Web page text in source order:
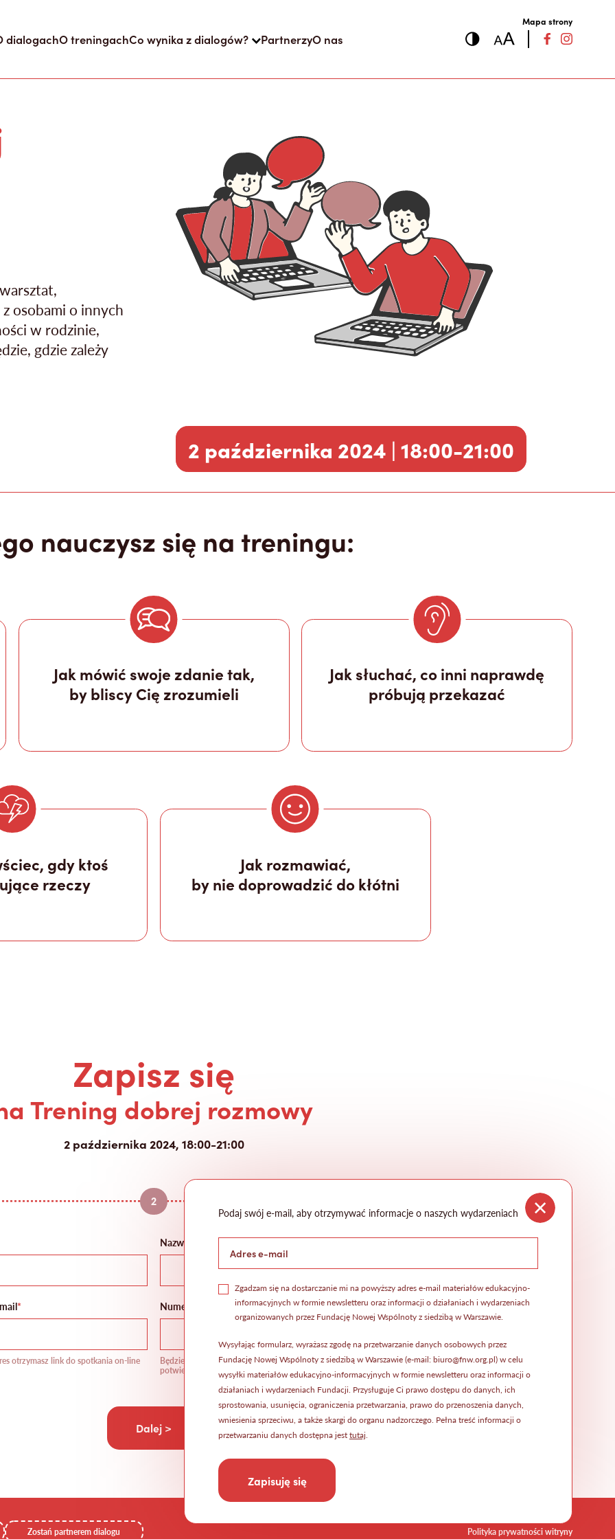
dialogachO treningachCo wynika z dialogów? PartnerzyO nas
Mapa strony
osobami o innych
w rodzinie,
gdzie zależy
2 października 2024 | 18:00-21:00
nauczysz się na treningu:
Jak mówić swoje zdanie tak,
by bliscy Cię zrozumieli
Jak słuchać, co inni naprawdę
próbują przekazać
gdy ktoś
rzeczy
Jak rozmawiać,
by nie doprowadzić do kłótni
Zapisz się
Trening dobrej rozmowy
2 października 2024, 18:00-21:00
2
Nazwisko
*
otrzymasz link do spotkania on-line
Numer telefonu
Będziemy się z Tobą kontaktować, aby
potwierdzić udział w spotkaniu
Dalej >
Zostań partnerem dialogu Polityka prywatności witryny
Podaj swój e-mail, aby otrzymywać informacje o naszych wydarzeniach
Zgadzam się na dostarczanie mi na powyższy adres e-mail materiałów edukacyjno-
informacyjnych w formie newsletteru oraz informacji o działaniach i wydarzeniach
organizowanych przez Fundację Nowej Wspólnoty z siedzibą w Warszawie.
Wysyłając formularz, wyrażasz zgodę na przetwarzanie danych osobowych przez
Fundację Nowej Wspólnoty z siedzibą w Warszawie (e-mail: biuro@fnw.org.pl) w celu
wysyłki materiałów edukacyjno-informacyjnych w formie newsletteru oraz informacji o
działaniach i wydarzeniach Fundacji. Przysługuje Ci prawo dostępu do danych, ich
sprostowania, usunięcia, ograniczenia przetwarzania, prawo do przenoszenia danych,
wniesienia sprzeciwu, a także skargi do organu nadzorczego. Pełna treść informacji o
przetwarzaniu danych dostępna jesttutaj.